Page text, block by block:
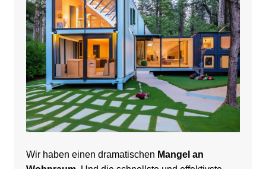
Wir haben einen dramatischen Mangel an